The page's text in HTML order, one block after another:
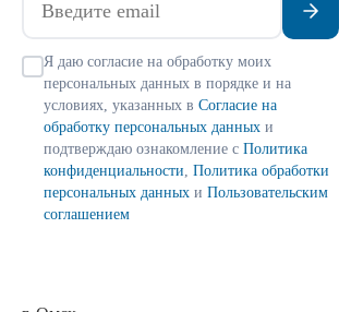
Я даю согласие на обработку моих
персональных данных в порядке и на
условиях, указанных в Согласие на
обработку персональных данных и
подтверждаю ознакомление с Политика
конфиденциальности, Политика обработки
персональных данных и Пользовательским
соглашением